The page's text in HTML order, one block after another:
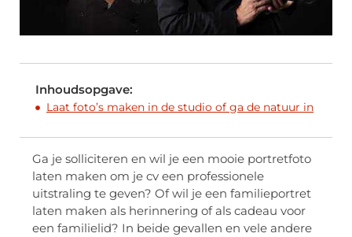
Inhoudsopgave:
Laat foto’s maken in de studio of ga de natuur in
Ga je solliciteren en wil je een mooie portretfoto
laten maken om je cv een professionele
uitstraling te geven? Of wil je een familieportret
laten maken als herinnering of als cadeau voor
een familielid? In beide gevallen en vele andere